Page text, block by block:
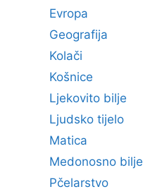
Evropa
Geografija
Kolači
Košnice
Ljekovito bilje
Ljudsko tijelo
Matica
Medonosno bilje
Pčelarstvo